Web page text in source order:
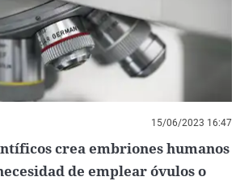
15/06/2023 16:47
crea embriones humanos
de emplear óvulos o